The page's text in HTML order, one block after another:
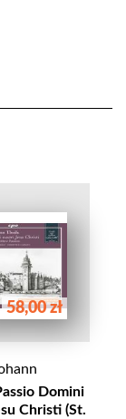
58,00 zł
Domini
Christi (St.